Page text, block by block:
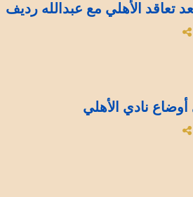
تعاقد الأهلي مع عبدالله رديف
نادي الأهلي